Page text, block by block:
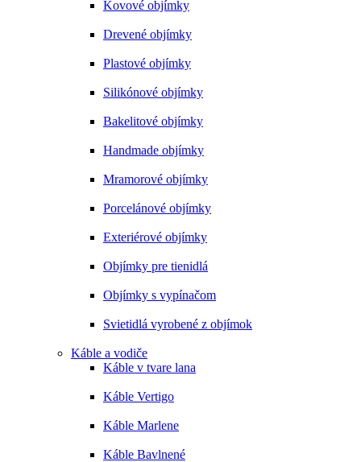
Kovové objímky
Drevené objímky
Plastové objímky
Silikónové objímky
Bakelitové objímky
Handmade objímky
Mramorové objímky
Porcelánové objímky
Exteriérové objímky
Objímky pre tienidlá
Objímky s vypínačom
Svietidlá vyrobené z objímok
Káble a vodiče
Káble v tvare lana
Káble Vertigo
Káble Marlene
Káble Bavlnené